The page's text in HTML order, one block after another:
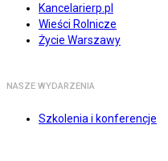
Kancelarierp.pl
Wieści Rolnicze
Życie Warszawy
NASZE WYDARZENIA
Szkolenia i konferencje